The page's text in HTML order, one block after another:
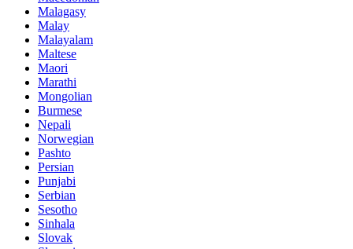
Malagasy
Malay
Malayalam
Maltese
Maori
Marathi
Mongolian
Burmese
Nepali
Norwegian
Pashto
Persian
Punjabi
Serbian
Sesotho
Sinhala
Slovak